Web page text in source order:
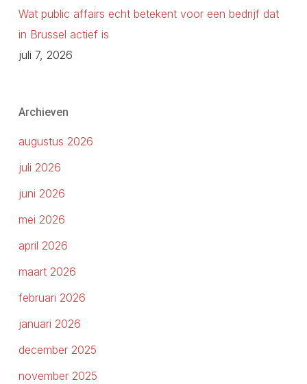
Wat public affairs echt betekent voor een bedrijf dat
in Brussel actief is
juli 7, 2026
Archieven
augustus 2026
juli 2026
juni 2026
mei 2026
april 2026
maart 2026
februari 2026
januari 2026
december 2025
november 2025